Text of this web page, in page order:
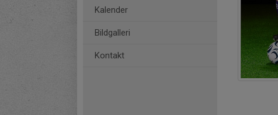
Kalender
Bildgalleri
Kontakt